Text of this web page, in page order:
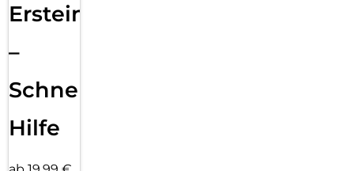
Ersteinrichtung
–
Schnelle
Hilfe